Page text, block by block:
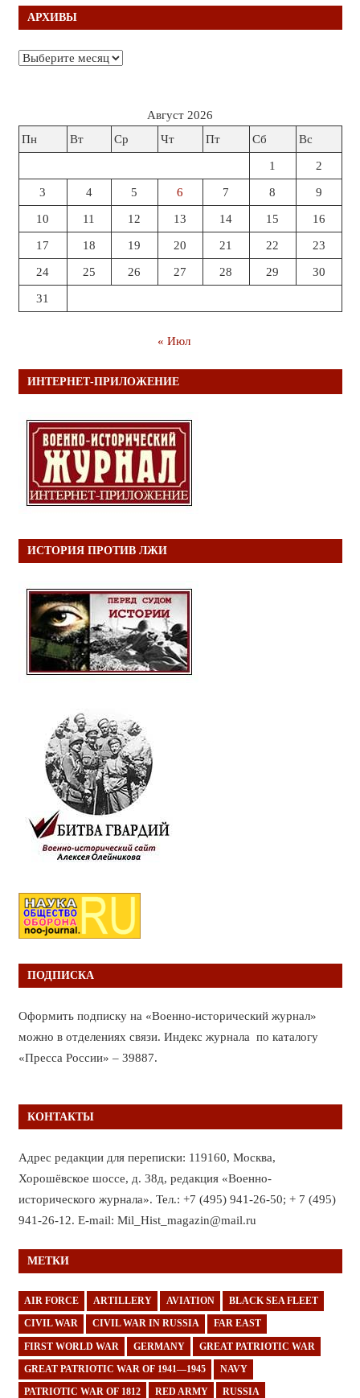
АРХИВЫ
Архивы
Август 2026
Пн
Вт Ср Чт Пт Сб Вс
1 2
3 4 5 6 7 8 9
10 11 12 13 14 15 16
17 18 19 20 21 22 23
24 25 26 27 28 29 30
31
« Июл
ИНТЕРНЕТ-ПРИЛОЖЕНИЕ
ИСТОРИЯ ПРОТИВ ЛЖИ
ПОДПИСКА
Оформить подписку на «Военно-исторический журнал»
можно в отделениях связи. Индекс журнала по каталогу
«Пресса России» – 39887.
КОНТАКТЫ
Адрес редакции для переписки: 119160, Москва,
Хорошёвское шоссе, д. 38д, редакция «Военно-
исторического журнала». Тел.: +7 (495) 941-26-50; + 7 (495)
941-26-12. E-mail: Mil_Hist_magazin@mail.ru
МЕТКИ
AIR FORCE ARTILLERY AVIATION BLACK SEA FLEET
CIVIL WAR CIVIL WAR IN RUSSIA FAR EAST
FIRST WORLD WAR GERMANY GREAT PATRIOTIC WAR
GREAT PATRIOTIC WAR OF 1941—1945 NAVY
PATRIOTIC WAR OF 1812 RED ARMY RUSSIA